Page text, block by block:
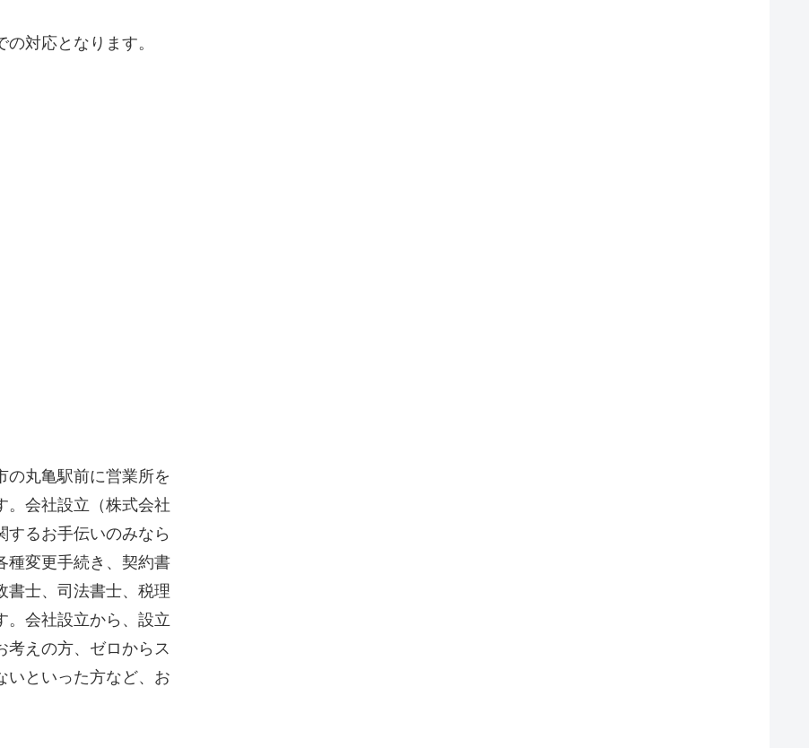
対応となります。
の丸亀駅前に営業所を
。会社設立（株式会社
するお手伝いのみなら
種変更手続き、契約書
書士、司法書士、税理
。会社設立から、設立
考えの方、ゼロからス
いといった方など、お